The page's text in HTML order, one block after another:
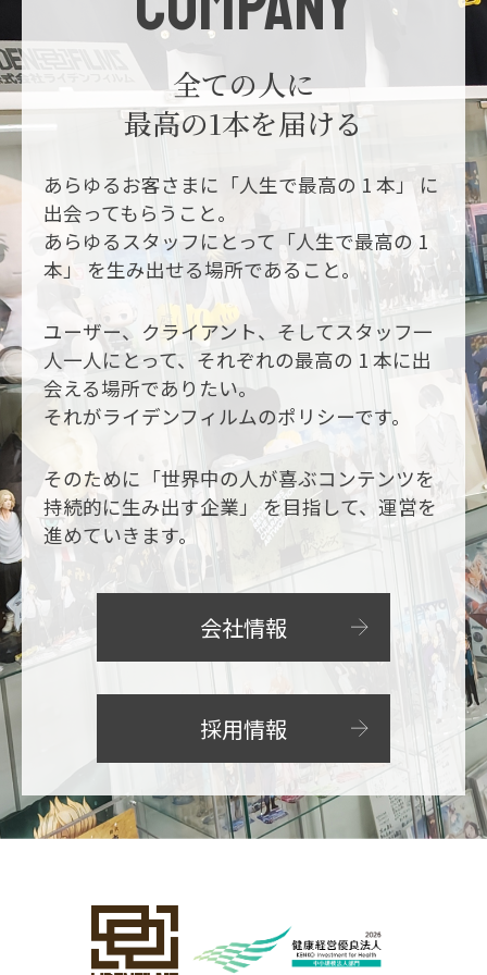
全ての人に
最高の1本を届ける
あらゆるお客さまに「人生で最高の 1 本」 に
出会ってもらうこと。
あらゆるスタッフにとって「人生で最高の 1
本」 を生み出せる場所であること。
ユーザー、クライアント、そしてスタッフ一
人一人にとって、それぞれの最高の 1 本に出
会える場所でありたい。
それがライデンフィルムのポリシーです。
そのために「世界中の人が喜ぶコンテンツを
持続的に生み出す企業」 を目指して、運営を
進めていきます。
会社情報
採用情報